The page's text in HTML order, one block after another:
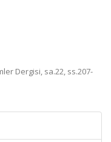
Dergisi, sa.22, ss.207-